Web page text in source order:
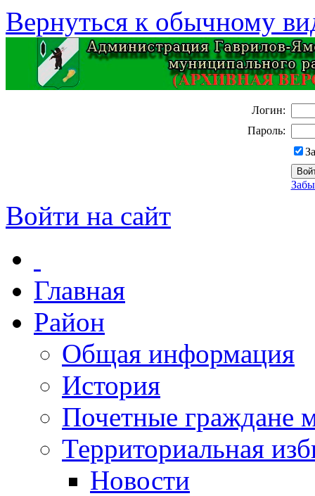
Вернуться к обычному
Логин:
Пароль:
Войти на сайт
Главная
Район
Общая информация
История
Почетные граждане
Территориальная
Новости